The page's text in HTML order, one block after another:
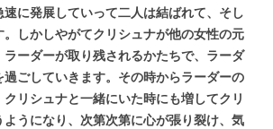
に発展していって二人は結ばれて、そし
しかしやがてクリシュナが他の女性の元
ーダーが取り残されるかたちで、ラーダ
ごしていきます。その時からラーダーの
リシュナと一緒にいた時にも増してクリ
うになり、次第次第に心が張り裂け、気